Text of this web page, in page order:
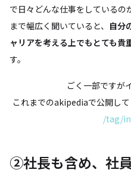
で日々どんな仕事をしている
まで幅広く聞いていると、 自分
ャリアを考える上でもとても貴
す。
ごく一部ですが
これまでのakipediaで公開し
/tag/
②社長も含め、社